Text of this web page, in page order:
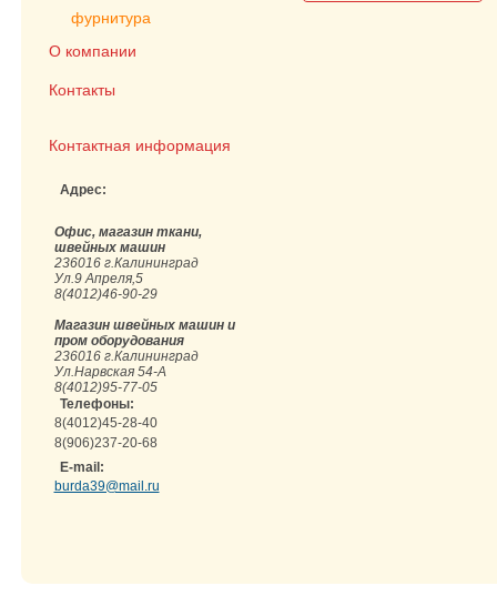
фурнитура
О компании
Контакты
Контактная информация
Адрес:
Офис, магазин ткани,
швейных машин
236016 г.Калининград
Ул.9 Апреля,5
8(4012)46-90-29
Магазин швейных машин и
пром оборудования
236016 г.Калининград
Ул.Нарвская 54-А
8(4012)95-77-05
Телефоны:
8(4012)45-28-40
8(906)237-20-68
E-mail:
burda39@mail.ru